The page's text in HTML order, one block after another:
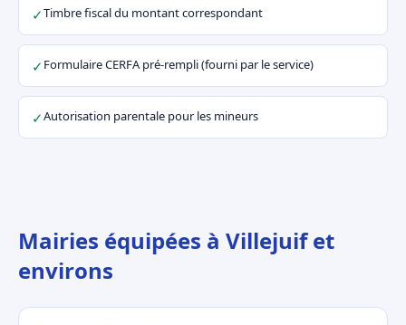
✓Timbre fiscal du montant correspondant
✓ Formulaire CERFA pré-rempli (fourni par le service)
✓Autorisation parentale pour les mineurs
Mairies équipées à Villejuif et
environs